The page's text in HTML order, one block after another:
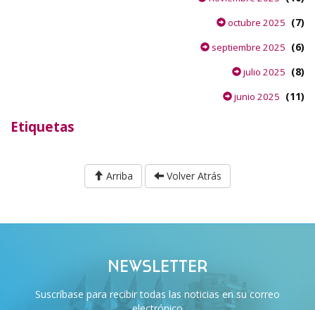
octubre 2025 (7)
septiembre 2025 (6)
julio 2025 (8)
junio 2025 (11)
Etiquetas
Arriba Volver Atrás
NEWSLETTER
Suscríbase para recibir todas las noticias en su correo